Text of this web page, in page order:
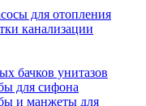
для отопления
канализации
бачков унитазов
для сифона
и манжеты для